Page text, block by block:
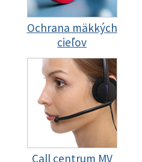
Ochrana mäkkých
cieľov
Call centrum MV